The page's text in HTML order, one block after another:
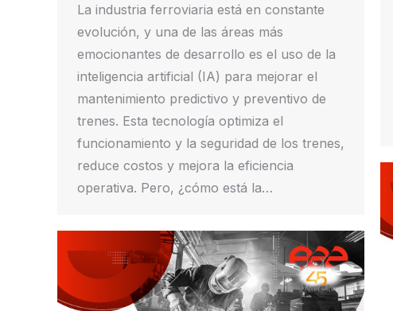
La industria ferroviaria está en constante
evolución, y una de las áreas más
emocionantes de desarrollo es el uso de la
inteligencia artificial (IA) para mejorar el
mantenimiento predictivo y preventivo de
trenes. Esta tecnología optimiza el
funcionamiento y la seguridad de los trenes,
reduce costos y mejora la eficiencia
operativa. Pero, ¿cómo está la…